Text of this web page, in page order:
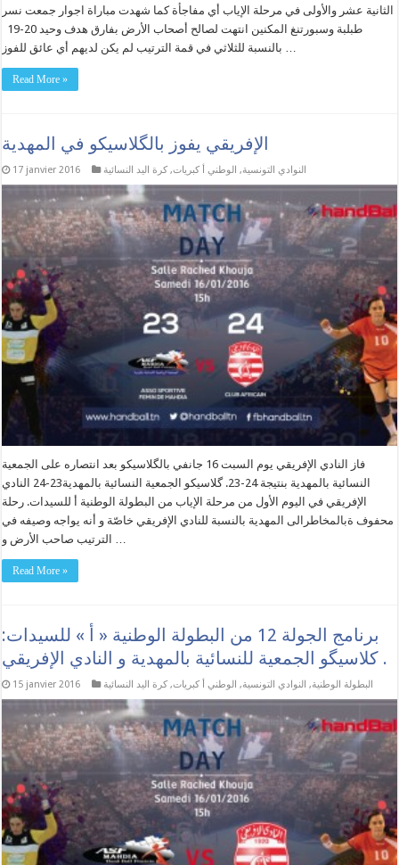
الثانية عشر والأولى في مرحلة الإياب أي مفاجأة كما شهدت مباراة اجوار جمعت نسر
بالنسبة للثلاثي في قمة الترتيب لم يكن لديهم أي عائق للفوز …
Read More »
الإفريقي يفوز بالگلاسيكو في المهدية
17 janvier 2016 النوادي التونسية, الوطني أ كبريات, كرة اليد النسائية
فاز النادي الإفريقي يوم السبت 16 جانفي بالگلاسيكو بعد انتصاره على الجمعية
النسائية بالمهدية بنتيجة 24-23. گلاسيكو الجمعية النسائية بالمهدية23-24 النادي
الإفريقي في اليوم الأول من مرحلة الإياب من البطولة الوطنية أ للسيدات. رحلة
محفوف ةبالمخاطرالى المهدية بالنسبة للنادي الإفريقي خاصّة و أنه يواجه وصيفه في
الترتيب صاحب الأرض و …
Read More »
برنامج الجولة 12 من البطولة الوطنية « أ » للسيدات:
كلاسيگو الجمعية للنسائية بالمهدية و النادي الإفريقي .
15 janvier 2016 البطولة الوطنية, النوادي التونسية, الوطني أ كبريات, كرة اليد النسائية